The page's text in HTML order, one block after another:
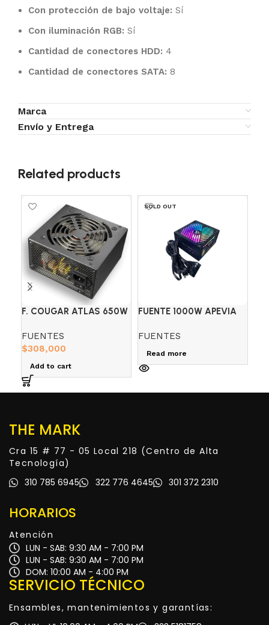
Con protección de bajo voltaje: Sí
Con iluminación RGB: Sí
Cantidad de conectores HDD: 4
Cantidad de conectores SATA: 8
Marca
Envío y Entrega
Related products
F. COUGAR ATLAS 650W
FUENTES
$308,000
Add to cart
SOLD OUT
FUENTE 1000W APEVIA
SEMI-MOD.
FUENTES
Read more
THE MARK
Cra 15 # 77 - 05 Local 218 (Centro de Alta
Tecnología)
310 785 6945
322 776 4645 301 372 2310
HORARIOS
Atención
LUN - SAB: 9:30 AM - 7:00 PM
LUN - SAB: 9:30 AM - 7:00 PM
DOM: 10:00 AM - 4:00 PM
SERVICIO TÉCNICO
Ensambles, mantenimientos y garantías: